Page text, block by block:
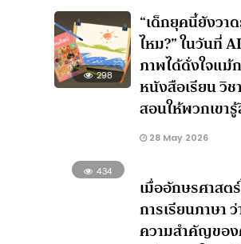
298
“เด็กยุคนี้ยังวา
ไหม?” ในวันที่
ภาพได้ดั่งใจแม้
หนังสือเรียน วิช
สอนให้พวกเขา
28 May 2026
434
เมื่ออักษรศาสต
การเรียนภาษา
ความสำคัญขอ